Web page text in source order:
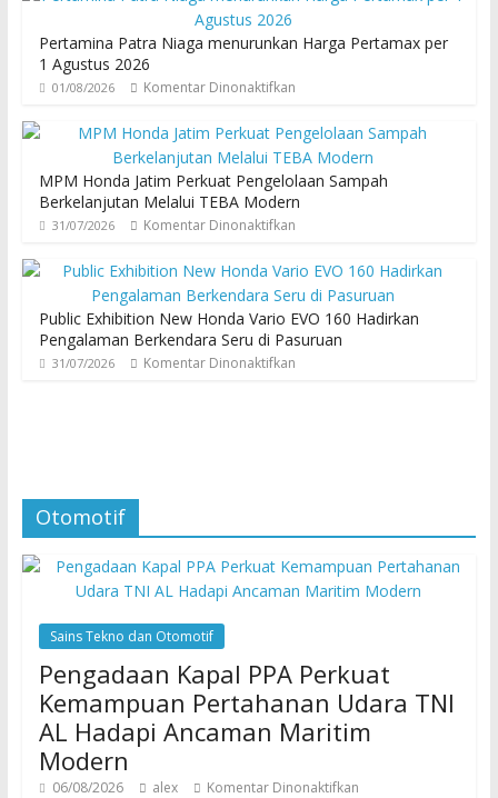
Pertamina Patra Niaga menurunkan Harga Pertamax per
1 Agustus 2026
01/08/2026 Komentar Dinonaktifkan
MPM Honda Jatim Perkuat Pengelolaan Sampah
Berkelanjutan Melalui TEBA Modern
31/07/2026 Komentar Dinonaktifkan
Public Exhibition New Honda Vario EVO 160 Hadirkan
Pengalaman Berkendara Seru di Pasuruan
31/07/2026 Komentar Dinonaktifkan
Otomotif
Sains Tekno dan Otomotif
Pengadaan Kapal PPA Perkuat
Kemampuan Pertahanan Udara TNI
AL Hadapi Ancaman Maritim
Modern
06/08/2026 alex Komentar Dinonaktifkan